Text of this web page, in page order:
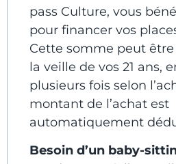
pass Culture, vous
pour financer vos
Cette somme peut être
la veille de vos 21 ans,
plusieurs fois selon
montant de l’achat est
automatiquement
Besoin d’un baby-